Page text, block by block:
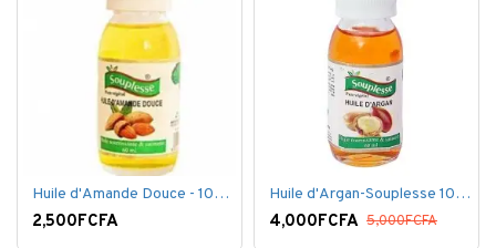
Huile d'Amande Douce - 100% Bio - 60 ml
2,500FCFA
Huile d'Argan-Souplesse 100% Bio - 60 ml
4,000FCFA 5,000FCFA